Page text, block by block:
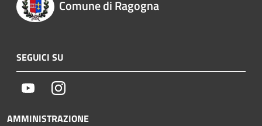
Comune di Ragogna
SEGUICI SU
YoutubeInstagram
AMMINISTRAZIONE